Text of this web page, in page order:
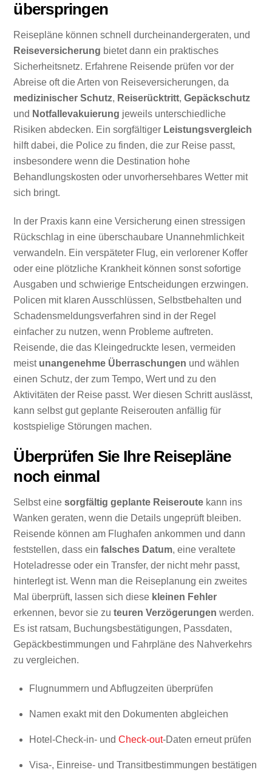
überspringen
Reisepläne können schnell durcheinandergeraten, und
Reiseversicherung bietet dann ein praktisches
Sicherheitsnetz. Erfahrene Reisende prüfen vor der
Abreise oft die Arten von Reiseversicherungen, da
medizinischer Schutz, Reiserücktritt,Gepäckschutz
und Notfallevakuierung jeweils unterschiedliche
Risiken abdecken. Ein sorgfältiger Leistungsvergleich
hilft dabei, die Police zu finden, die zur Reise passt,
insbesondere wenn die Destination hohe
Behandlungskosten oder unvorhersehbares Wetter mit
sich bringt.
In der Praxis kann eine Versicherung einen stressigen
Rückschlag in eine überschaubare Unannehmlichkeit
verwandeln. Ein verspäteter Flug, ein verlorener Koffer
oder eine plötzliche Krankheit können sonst sofortige
Ausgaben und schwierige Entscheidungen erzwingen.
Policen mit klaren Ausschlüssen, Selbstbehalten und
Schadensmeldungsverfahren sind in der Regel
einfacher zu nutzen, wenn Probleme auftreten.
Reisende, die das Kleingedruckte lesen, vermeiden
meist unangenehme Überraschungen und wählen
einen Schutz, der zum Tempo, Wert und zu den
Aktivitäten der Reise passt. Wer diesen Schritt auslässt,
kann selbst gut geplante Reiserouten anfällig für
kostspielige Störungen machen.
Überprüfen Sie Ihre Reisepläne
noch einmal
Selbst einesorgfältig geplante Reiseroute kann ins
Wanken geraten, wenn die Details ungeprüft bleiben.
Reisende können am Flughafen ankommen und dann
feststellen, dass einfalsches Datum, eine veraltete
Hoteladresse oder ein Transfer, der nicht mehr passt,
hinterlegt ist. Wenn man die Reiseplanung ein zweites
Mal überprüft, lassen sich diese kleinen Fehler
erkennen, bevor sie zuteuren Verzögerungen werden.
Es ist ratsam, Buchungsbestätigungen, Passdaten,
Gepäckbestimmungen und Fahrpläne des Nahverkehrs
zu vergleichen.
Flugnummern und Abflugzeiten überprüfen
Namen exakt mit den Dokumenten abgleichen
Hotel-Check-in- und Check-out-Daten erneut prüfen
Visa-, Einreise- und Transitbestimmungen bestätigen